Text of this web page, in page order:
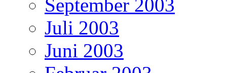
September 2003
Juli 2003
Juni 2003